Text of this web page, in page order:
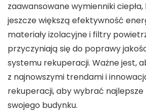
zaawansowane wymienniki
jeszcze większą efektywność
materiały izolacyjne i filtry
przyczyniają się do poprawy
systemu rekuperacji. Ważne jest,
z najnowszymi trendami i
rekuperacji, aby wybrać
swojego budynku.